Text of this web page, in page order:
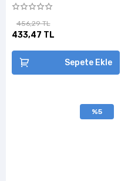
456,29 TL
433,47 TL
Sepete Ekle
%5